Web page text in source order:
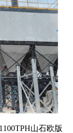
山石欧版